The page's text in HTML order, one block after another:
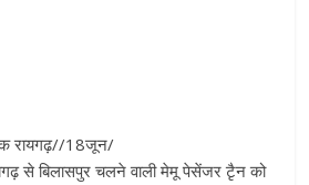
रायगढ़//18जून/
से बिलासपुर चलने वाली मेमू पेसेंजर टृैन को